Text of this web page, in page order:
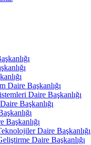
Daire Başkanlığı
Daire Başkanlığı
Başkanlığı
Başkanlığı
Daire Başkanlığı
Daire Başkanlığı